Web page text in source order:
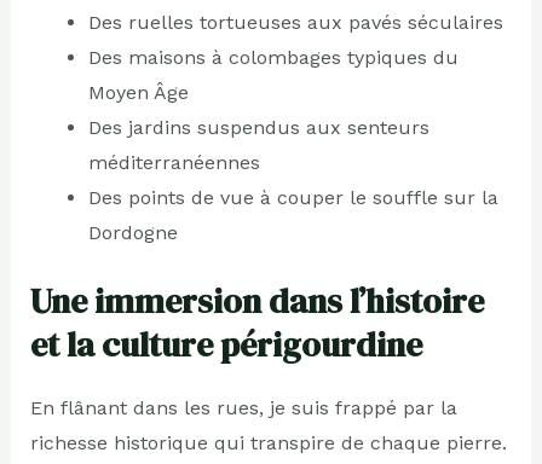
Des ruelles tortueuses aux pavés séculaires
Des maisons à colombages typiques du
Moyen Âge
Des jardins suspendus aux senteurs
méditerranéennes
Des points de vue à couper le souffle sur la
Dordogne
Une immersion dans l’histoire
et la culture périgourdine
En flânant dans les rues, je suis frappé par la
richesse historique qui transpire de chaque pierre.